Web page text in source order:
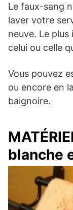
Le faux-sang
laver votre
neuve. Le
celui ou celle
Vous pouvez
ou encore en
baignoire.
blanche